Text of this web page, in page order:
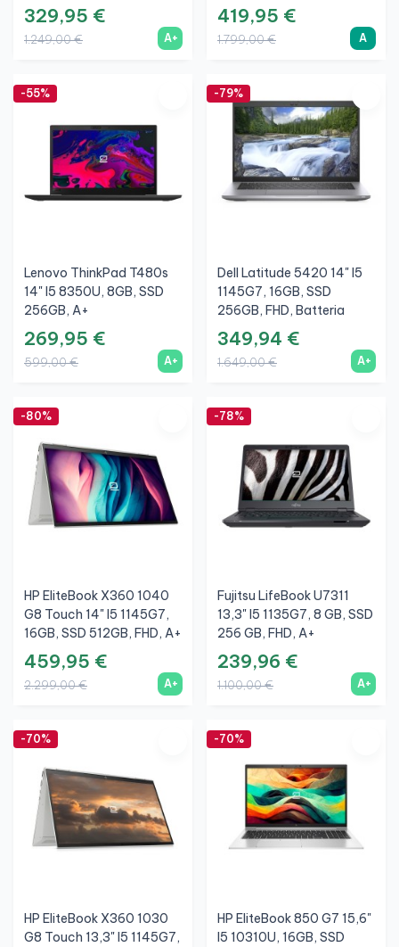
329,95 €
1.249,00 € A+
419,95 €
1.799,00 € A
-55%
Lenovo ThinkPad T480s
14" I5 8350U, 8GB, SSD
256GB, A+
269,95 €
599,00 € A+
-79%
Dell Latitude 5420 14" I5
1145G7, 16GB, SSD
256GB, FHD, Batteria
Nuova, A+
349,94 €
1.649,00 € A+
-80%
HP EliteBook X360 1040
G8 Touch 14" I5 1145G7,
16GB, SSD 512GB, FHD, A+
459,95 €
2.299,00 € A+
-78%
Fujitsu LifeBook U7311
13,3" I5 1135G7, 8 GB, SSD
256 GB, FHD, A+
239,96 €
1.100,00 € A+
-70%
HP EliteBook X360 1030
G8 Touch 13,3" I5 1145G7,
-70%
HP EliteBook 850 G7 15,6"
I5 10310U, 16GB, SSD